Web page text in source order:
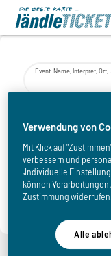
Event-Name, Interpret, Ort,
bis
Verwendung von
Mit Klick auf
verbessern und
„Individuelle
können
Zustimmung
Alle